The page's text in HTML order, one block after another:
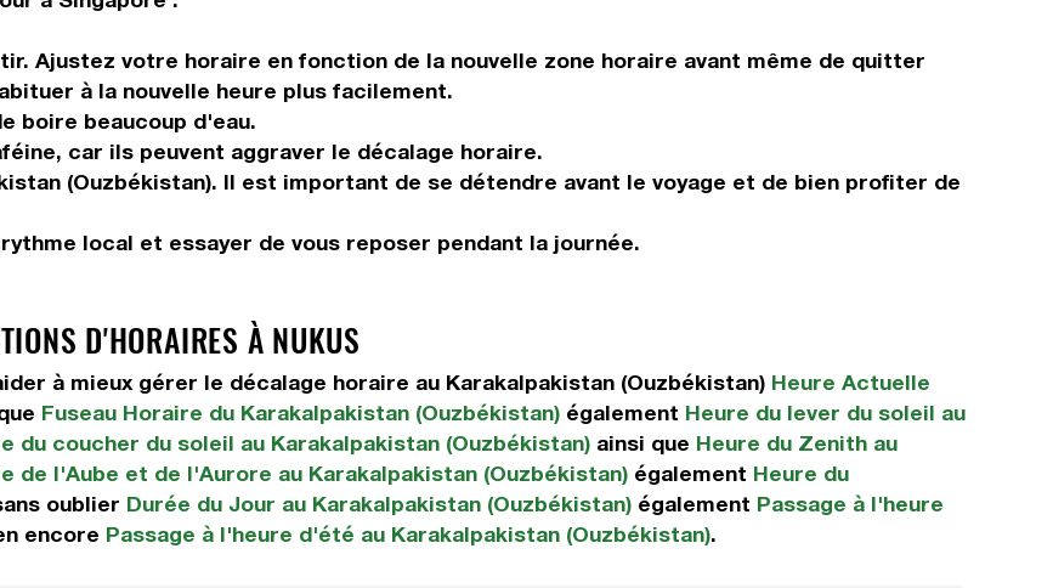
Ajustez votre horaire en fonction de la nouvelle zone horaire avant même de quitter
à la nouvelle heure plus facilement.
boire beaucoup d'eau.
car ils peuvent aggraver le décalage horaire.
(Ouzbékistan). Il est important de se détendre avant le voyage et de bien profiter de
local et essayer de vous reposer pendant la journée.
D'HORAIRES À NUKUS
à mieux gérer le décalage horaire au Karakalpakistan (Ouzbékistan) Heure Actuelle
Fuseau Horaire du Karakalpakistan (Ouzbékistan) également Heure du lever du soleil au
du coucher du soleil au Karakalpakistan (Ouzbékistan) ainsi que Heure du Zenith au
de l'Aube et de l'Aurore au Karakalpakistan (Ouzbékistan) également Heure du
oublier Durée du Jour au Karakalpakistan (Ouzbékistan) également Passage à l'heure
encore Passage à l'heure d'été au Karakalpakistan (Ouzbékistan).